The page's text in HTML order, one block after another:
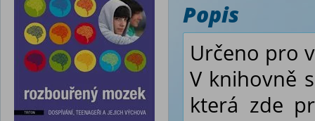
Popis
Určeno pro
V knihovně
která zde